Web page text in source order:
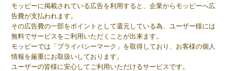
モッピーに掲載されている広告を利用すると、企業からモッピーへ広
告費が支払われます。
その広告費の一部をポイントとして還元している為、ユーザー様には
無料でサービスをご利用いただくことが出来ます。
モッピーでは「プライバシーマーク」を取得しており、お客様の個人
情報を厳重にお取扱いしております。
ユーザーの皆様に安心してご利用いただけるサービスです。